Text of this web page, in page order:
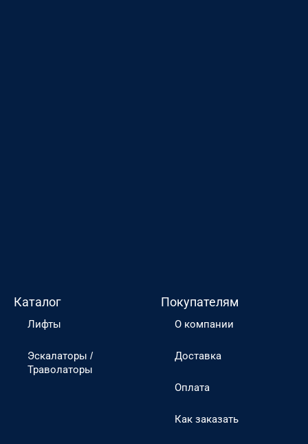
Каталог
Лифты
Эскалаторы /
Траволаторы
Покупателям
О компании
Доставка
Оплата
Как заказать